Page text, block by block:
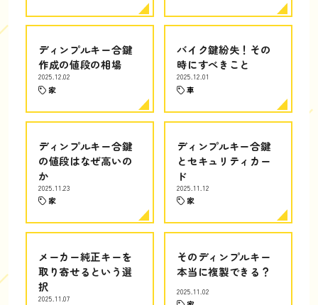
ディンプルキー合鍵
作成の値段の相場
2025.12.02
家
バイク鍵紛失！その
時にすべきこと
2025.12.01
車
ディンプルキー合鍵
の値段はなぜ高いの
か
2025.11.23
家
ディンプルキー合鍵
とセキュリティカー
ド
2025.11.12
家
メーカー純正キーを
取り寄せるという選
択
2025.11.07
そのディンプルキー
本当に複製できる？
2025.11.02